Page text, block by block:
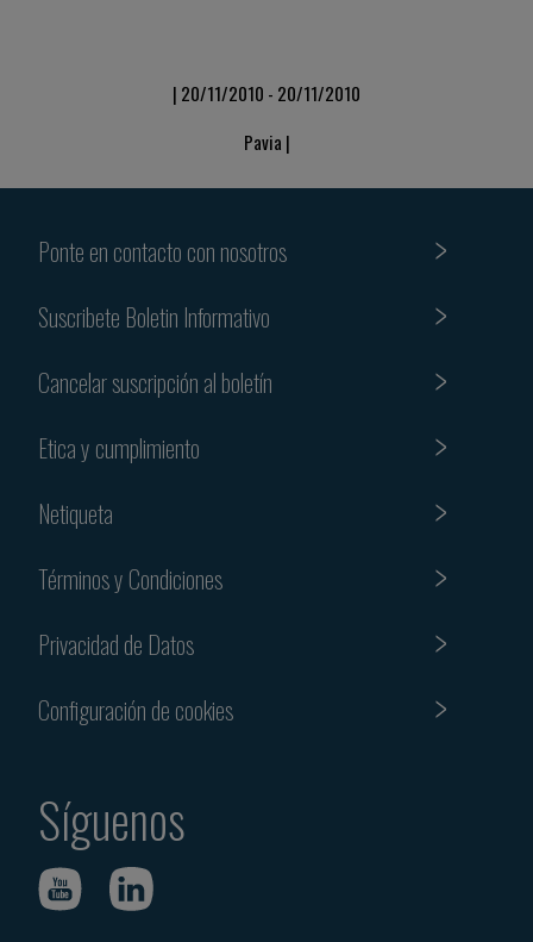
| 20/11/2010 - 20/11/2010
Pavia |
Ponte en contacto con nosotros
Suscribete Boletin Informativo
Cancelar suscripción al boletín
Etica y cumplimiento
Netiqueta
Términos y Condiciones
Privacidad de Datos
Configuración de cookies
Síguenos